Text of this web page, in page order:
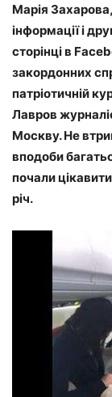
Марія
інформації і
сторінці в
закордонних
патріотичній
Лавров
Москву. Не
вподоби
почали
річ.